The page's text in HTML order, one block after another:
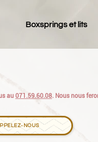
Boxsprings et lits
NOUS
au 071.59.60.08. Nous nous